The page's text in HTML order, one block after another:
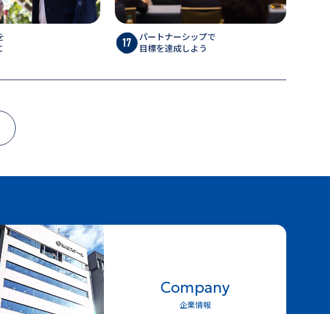
パートナーシップで
目標を達成しよう
Company
企業情報